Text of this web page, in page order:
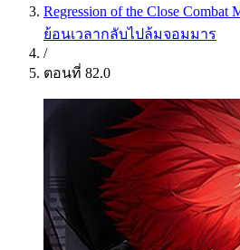
Regression of the Close
ย้อนเวลากลับไปล้มจอมมาร
/
ตอนที่ 82.0